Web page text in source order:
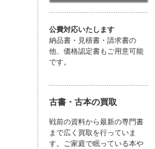
公費対応いたします
納品書・見積書・請求書の
他、価格認定書もご用意可能
です。
古書・古本の買取
戦前の資料から最新の専門書
まで広く買取を行っていま
す。ご家庭で眠っている本や